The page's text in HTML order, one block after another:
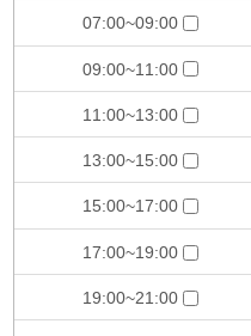
07:00~09:00
09:00~11:00
11:00~13:00
13:00~15:00
15:00~17:00
17:00~19:00
19:00~21:00